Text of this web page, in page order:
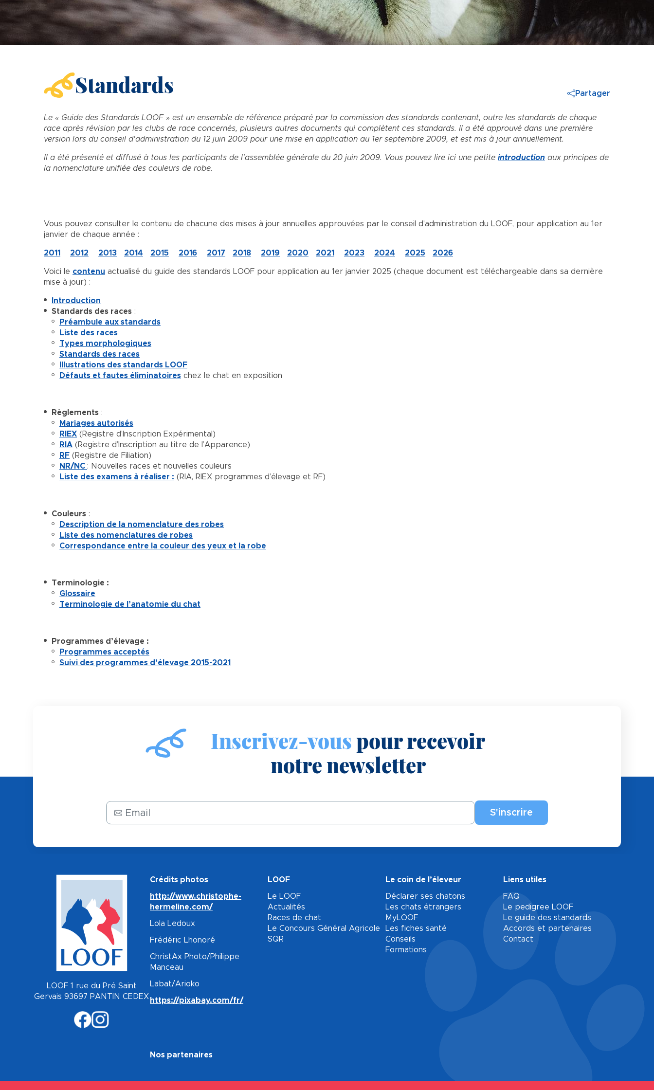
Standards Partager
Le « Guide des Standards LOOF » est un ensemble de référence préparé par la commission des standards contenant, outre les standards de chaque
race après révision par les clubs de race concernés, plusieurs autres documents qui complètent ces standards. Il a été approuvé dans une première
version lors du conseil d'administration du 12 juin 2009 pour une mise en application au 1er septembre 2009, et est mis à jour annuellement.
Il a été présenté et diffusé à tous les participants de l'assemblée générale du 20 juin 2009. Vous pouvez lire ici une petite introduction aux principes de
la nomenclature unifiée des couleurs de robe.
Vous pouvez consulter le contenu de chacune des mises à jour annuelles approuvées par le conseil d'administration du LOOF, pour application au 1er
janvier de chaque année :
2011 2012 2013 2014 2015 2016 2017 2018 2019 2020 2021 2023 2024 2025 2026
Voici le contenu actualisé du guide des standards LOOF pour application au 1er janvier 2025 (chaque document est téléchargeable dans sa dernière
mise à jour) :
Introduction
Standards des races :
Préambule aux standards
Liste des races
Types morphologiques
Standards des races
Illustrations des standards LOOF
Défauts et fautes éliminatoires chez le chat en exposition
Règlements :
Mariages autorisés
RIEX (Registre d’Inscription Expérimental)
RIA (Registre d’Inscription au titre de l’Apparence)
RF (Registre de Filiation)
NR/NC : Nouvelles races et nouvelles couleurs
Liste des examens à réaliser : (RIA, RIEX programmes d’élevage et RF)
Couleurs :
Description de la nomenclature des robes
Liste des nomenclatures de robes
Correspondance entre la couleur des yeux et la robe
Terminologie :
Glossaire
Terminologie de l’anatomie du chat
Programmes d’élevage :
Programmes acceptés
Suivi des programmes d’élevage 2015-2021
Inscrivez-vouspour recevoir
notre newsletter
LOOF 1 rue du Pré Saint
Gervais 93697 PANTIN CEDEX
Crédits photos
http://www.christophe-
hermeline.com/
Lola Ledoux
Frédéric Lhonoré
ChristAx Photo/Philippe
Manceau
Labat/Arioko
https://pixabay.com/fr/
LOOF
Le LOOF
Actualités
Races de chat
Le Concours Général Agricole
SQR
Le coin de l’éleveur
Déclarer ses chatons
Les chats étrangers
MyLOOF
Les fiches santé
Conseils
Formations
Liens utiles
FAQ
Le pedigree LOOF
Le guide des standards
Accords et partenaires
Contact
Nos partenaires